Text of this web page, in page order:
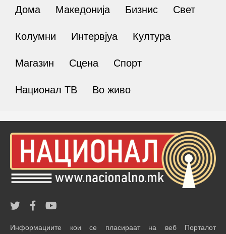
Дома Македонија Бизнис Свет
Колумни Интервјуа Култура
Магазин Сцена Спорт
Национал ТВ Во живо
Информациите кои се пласираат на веб Порталот